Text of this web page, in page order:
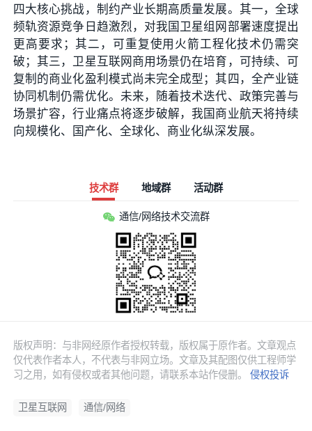
四大核心挑战，制约产业长期高质量发展。其一，全球
频轨资源竞争日趋激烈，对我国卫星组网部署速度提出
更高要求；其二，可重复使用火箭工程化技术仍需突
破；其三，卫星互联网商用场景仍在培育，可持续、可
复制的商业化盈利模式尚未完全成型；其四，全产业链
协同机制仍需优化。未来，随着技术迭代、政策完善与
场景扩容，行业痛点将逐步破解，我国商业航天将持续
向规模化、国产化、全球化、商业化纵深发展。
技术群 地域群 活动群
通信/网络技术交流群
版权声明：与非网经原作者授权转载，版权属于原作者。文章观点
仅代表作者本人，不代表与非网立场。文章及其配图仅供工程师学
习之用，如有侵权或者其他问题，请联系本站作侵删。侵权投诉
卫星互联网 通信/网络